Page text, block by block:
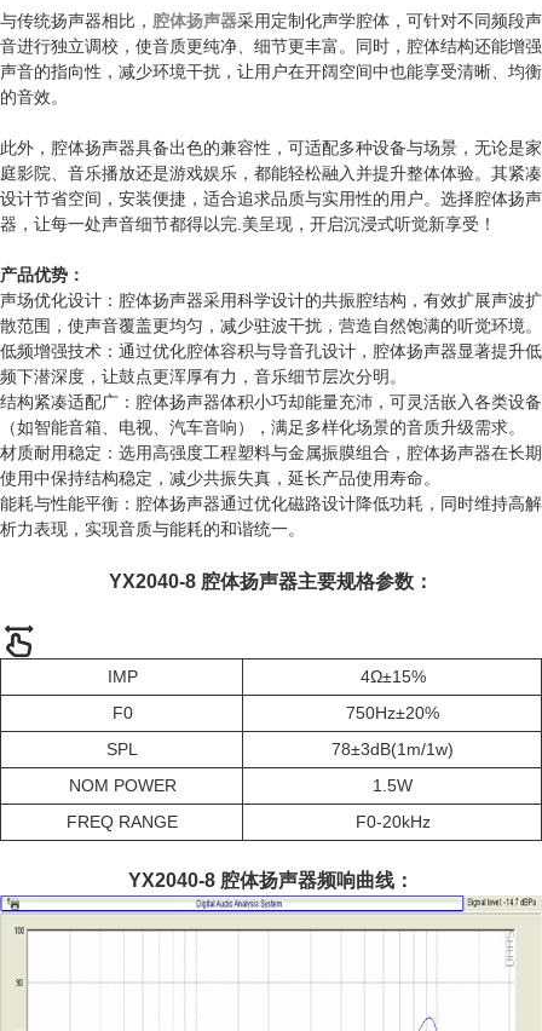
与传统扬声器相比， 腔体扬声器采用定制化声学腔体，可针对不同频段声
音进行独立调校，使音质更纯净、细节更丰富。同时，腔体结构还能增强
声音的指向性，减少环境干扰，让用户在开阔空间中也能享受清晰、均衡
的音效。
此外，腔体扬声器具备出色的兼容性，可适配多种设备与场景，无论是家
庭影院、音乐播放还是游戏娱乐，都能轻松融入并提升整体体验。其紧凑
设计节省空间，安装便捷，适合追求品质与实用性的用户。选择腔体扬声
器，让每一处声音细节都得以完.美呈现，开启沉浸式听觉新享受！
产品优势：
声场优化设计：腔体扬声器采用科学设计的共振腔结构，有效扩展声波扩
散范围，使声音覆盖更均匀，减少驻波干扰，营造自然饱满的听觉环境。
低频增强技术：通过优化腔体容积与导音孔设计，腔体扬声器显著提升低
频下潜深度，让鼓点更浑厚有力，音乐细节层次分明。
结构紧凑适配广：腔体扬声器体积小巧却能量充沛，可灵活嵌入各类设备
（如智能音箱、电视、汽车音响），满足多样化场景的音质升级需求。
材质耐用稳定：选用高强度工程塑料与金属振膜组合，腔体扬声器在长期
使用中保持结构稳定，减少共振失真，延长产品使用寿命。
能耗与性能平衡：腔体扬声器通过优化磁路设计降低功耗，同时维持高解
析力表现，实现音质与能耗的和谐统一。
YX2040-8 腔体扬声器主要规格参数：
IMP
4Ω±15%
F0
750Hz±20%
SPL
78±3dB(1m/1w)
NOM POWER
1.5W
FREQ RANGE
F0-20kHz
YX2040-8 腔体扬声器频响曲线：